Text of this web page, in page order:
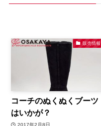
販売情報
コーチのぬくぬくブーツ
はいかが？
2017年2月8日